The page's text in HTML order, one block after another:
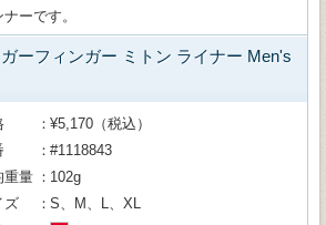
ーです。
ーフィンガー ミトン ライナー Men's
¥5,170（税込）
#1118843
重量
102g
ズ
S、M、L、XL